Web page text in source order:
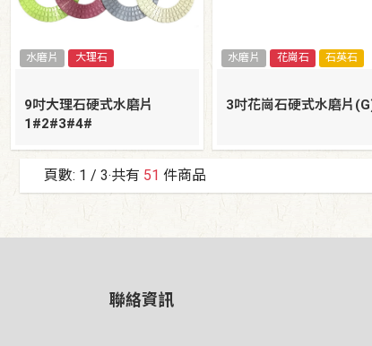
水磨片 大理石
9吋大理石硬式水磨片
1#2#3#4#
水磨片 花崗石 石英石
3吋花崗石硬式水磨片
頁數: 1 / 3‧共有 51 件商品
聯絡資訊